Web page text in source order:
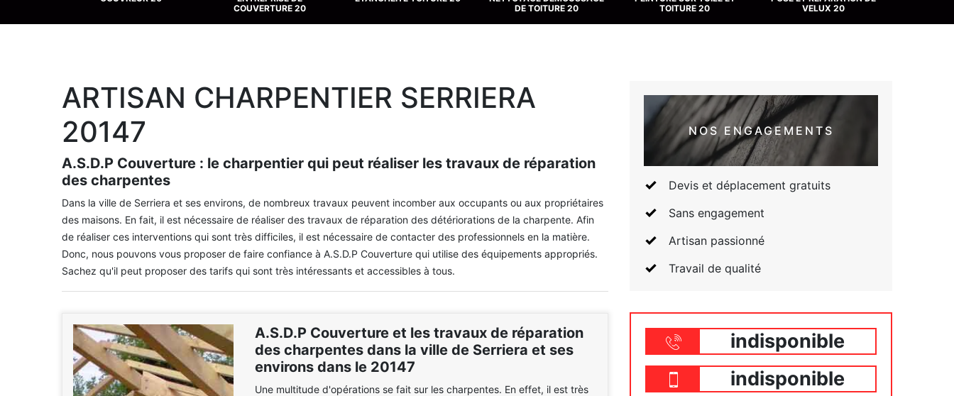
COUVERTURE 20
DE TOITURE 20
TOITURE 20
VELUX 20
ARTISAN CHARPENTIER SERRIERA
20147
A.S.D.P Couverture : le charpentier qui peut réaliser les travaux de réparation
des charpentes
Dans la ville de Serriera et ses environs, de nombreux travaux peuvent incomber aux occupants ou aux propriétaires
des maisons. En fait, il est nécessaire de réaliser des travaux de réparation des détériorations de la charpente. Afin
de réaliser ces interventions qui sont très difficiles, il est nécessaire de contacter des professionnels en la matière.
Donc, nous pouvons vous proposer de faire confiance à A.S.D.P Couverture qui utilise des équipements appropriés.
Sachez qu'il peut proposer des tarifs qui sont très intéressants et accessibles à tous.
A.S.D.P Couverture et les travaux de réparation
des charpentes dans la ville de Serriera et ses
environs dans le 20147
Une multitude d'opérations se fait sur les charpentes. En effet, il est très
NOS ENGAGEMENTS
Devis et déplacement gratuits
Sans engagement
Artisan passionné
Travail de qualité
indisponible
indisponible